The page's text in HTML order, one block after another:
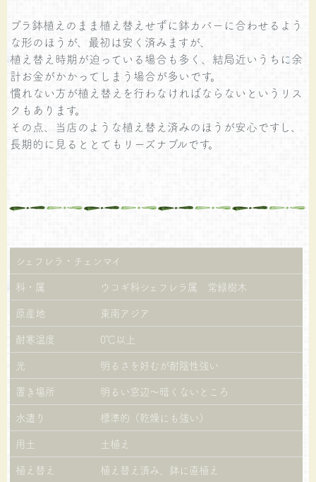
プラ鉢植えのまま植え替えせずに鉢カバーに合わせるよう
な形のほうが、最初は安く済みますが、
植え替え時期が迫っている場合も多く、結局近いうちに余
計お金がかかってしまう場合が多いです。
慣れない方が植え替えを行わなければならないというリス
クもあります。
その点、当店のような植え替え済みのほうが安心ですし、
長期的に見るととてもリーズナブルです。
シェフレラ・チェンマイ
科・属
ウコギ科シェフレラ属 常緑樹木
原産地
東南アジア
耐寒温度
0℃以上
光
明るさを好むが耐陰性強い
置き場所
明るい窓辺～暗くないところ
水遣り
標準的（乾燥にも強い）
用土
土植え
植え替え
植え替え済み、鉢に直植え